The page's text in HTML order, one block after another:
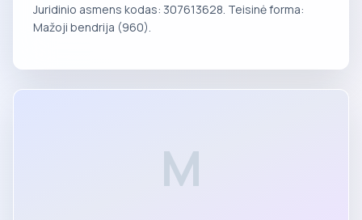
Juridinio asmens kodas: 307613628. Teisinė forma:
Mažoji bendrija (960).
M